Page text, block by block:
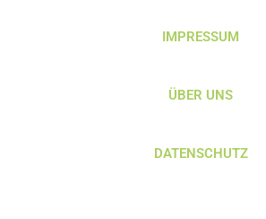
IMPRESSUM
ÜBER UNS
DATENSCHUTZ